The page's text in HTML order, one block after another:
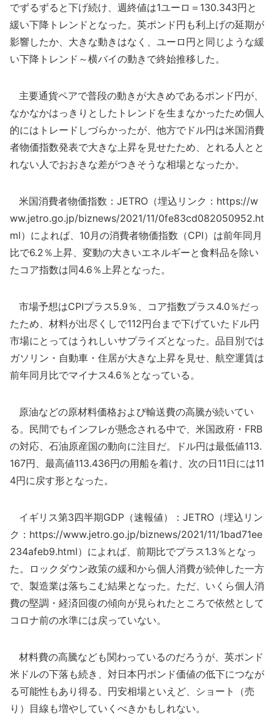
でずるずると下げ続け、週終値は1ユーロ＝130.343円と
緩い下降トレンドとなった。英ポンド円も利上げの延期が
影響したか、大きな動きはなく、ユーロ円と同じような緩
い下降トレンド～横バイの動きで終始推移した。
主要通貨ペアで普段の動きが大きめであるポンド円が、
なかなかはっきりとしたトレンドを生まなかったため個人
的にはトレードしづらかったが、他方でドル円は米国消費
者物価指数発表で大きな上昇を見せたため、とれる人とと
れない人でおおきな差がつきそうな相場となったか。
米国消費者物価指数：JETRO（埋込リンク：https://w
ww.jetro.go.jp/biznews/2021/11/0fe83cd082050952.ht
ml）によれば、10月の消費者物価指数（CPI）は前年同月
比で6.2％上昇、変動の大きいエネルギーと食料品を除い
たコア指数は同4.6％上昇となった。
市場予想はCPIプラス5.9％、コア指数プラス4.0％だっ
たため、材料が出尽くしで112円台まで下げていたドル円
市場にとってはうれしいサプライズとなった。品目別では
ガソリン・自動車・住居が大きな上昇を見せ、航空運賃は
前年同月比でマイナス4.6％となっている。
原油などの原材料価格および輸送費の高騰が続いてい
る。民間でもインフレが懸念される中で、米国政府・FRB
の対応、石油原産国の動向に注目だ。ドル円は最低値113.
167円、最高値113.436円の用船を着け、次の日11日には11
4円に戻す形となった。
イギリス第3四半期GDP（速報値）：JETRO（埋込リン
ク：https://www.jetro.go.jp/biznews/2021/11/1bad71ee
234afeb9.html）によれば、前期比でプラス1.3％となっ
た。ロックダウン政策の緩和から個人消費が続伸した一方
で、製造業は落ちこむ結果となった。ただ、いくら個人消
費の堅調・経済回復の傾向が見られたところで依然として
コロナ前の水準には戻っていない。
材料費の高騰なども関わっているのだろうが、英ポンド
米ドルの下落も続き、対日本円ポンド価値の低下につなが
る可能性もあり得る。円安相場といえど、ショート（売
り）目線も増やしていくべきかもしれない。